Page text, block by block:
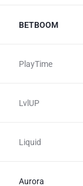
BETBOOM
PlayTime
LvlUP
Liquid
Aurora